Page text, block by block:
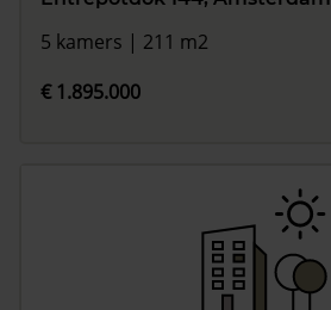
5 kamers | 211 m2
€ 1.895.000